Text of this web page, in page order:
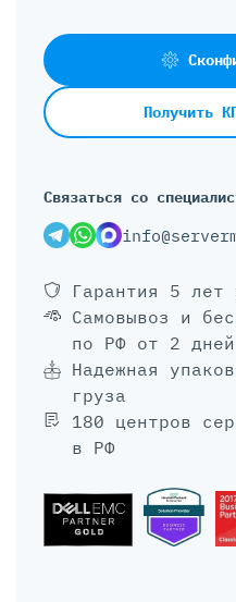
Получить
Связаться со
Гарантия 5 лет
Самовывоз и
по РФ от 2 дней
Надежная
груза
180 центров
в РФ